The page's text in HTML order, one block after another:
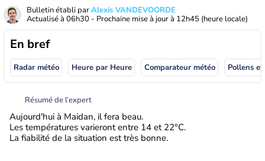
Bulletin établi parAlexis VANDEVOORDE
Actualisé à 06h30 - Prochaine mise à jour à 12h45 (heure locale)
En bref
Radar météo Heure par Heure Comparateur météo Pollens
Résumé de l’expert
Aujourd'hui à Maidan, il fera beau.
Les températures varieront entre 14 et 22°C.
La fiabilité de la situation est très bonne.